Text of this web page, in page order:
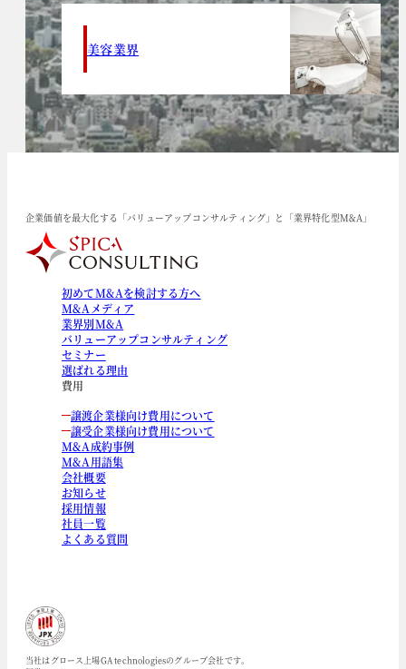
美容業界
企業価値を最大化する「バリューアップコンサルティング」と「業界特化型M&A」
初めてM&Aを検討する方へ
M&Aメディア
業界別M&A
バリューアップコンサルティング
セミナー
選ばれる理由
費用
譲渡企業様向け費用について
譲受企業様向け費用について
M&A成約事例
M&A用語集
会社概要
お知らせ
採用情報
社員一覧
よくある質問
当社はグロース上場GA technologiesのグループ会社です。